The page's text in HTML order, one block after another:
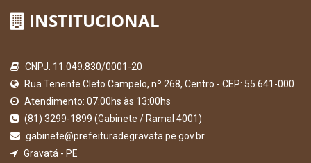
INSTITUCIONAL
CNPJ: 11.049.830/0001-20
Rua Tenente Cleto Campelo, nº 268, Centro - CEP: 55.641-000
Atendimento: 07:00hs às 13:00hs
(81) 3299-1899 (Gabinete / Ramal 4001)
gabinete@prefeituradegravata.pe.gov.br
Gravatá - PE